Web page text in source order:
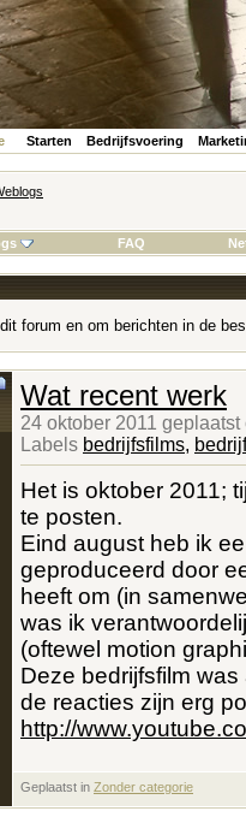
Starten Bedrijfsvoering
FAQ
forum en om berichten in de
Wat recent werk
24 oktober 2011
Labels bedrijfsfilms,
Het is oktober 2011;
te posten.
Eind august heb ik
geproduceerd door
heeft om (in
was ik
(oftewel motion
Deze bedrijfsfilm
de reacties zijn erg
http://
Geplaatst in Zonder categorie